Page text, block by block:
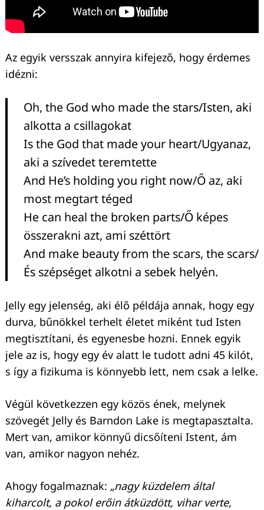
Az egyik versszak annyira kifejező, hogy érdemes
idézni:
Oh, the God who made the stars/Isten, aki
alkotta a csillagokat
Is the God that made your heart/Ugyanaz,
aki a szívedet teremtette
And He’s holding you right now/Ő az, aki
most megtart téged
He can heal the broken parts/Ő képes
összerakni azt, ami széttört
And make beauty from the scars, the scars/
És szépséget alkotni a sebek helyén.
Jelly egy jelenség, aki élő példája annak, hogy egy
durva, bűnökkel terhelt életet miként tud Isten
megtisztítani, és egyenesbe hozni. Ennek egyik
jele az is, hogy egy év alatt le tudott adni 45 kilót,
s így a fizikuma is könnyebb lett, nem csak a lelke.
Végül következzen egy közös ének, melynek
szövegét Jelly és Barndon Lake is megtapasztalta.
Mert van, amikor könnyű dicsőíteni Istent, ám
van, amikor nagyon nehéz.
Ahogy fogalmaznak: „nagy küzdelem által
kiharcolt, a pokol erőin átküzdött, vihar verte,